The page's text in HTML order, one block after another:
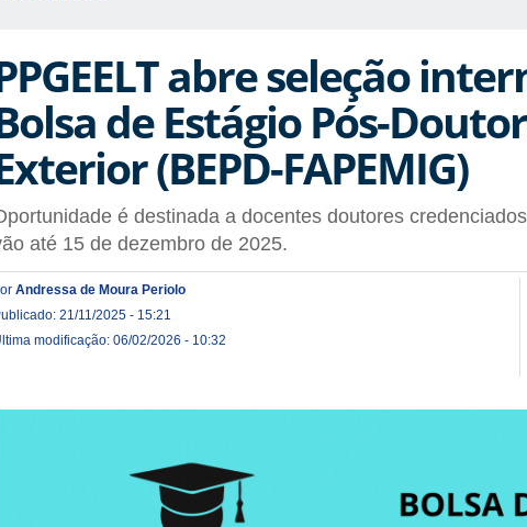
abre seleção
de Estágio Pós-
(BEPD-FAPEMIG)
é destinada a docentes doutores
até 15 de dezembro de 2025.
Andressa de Moura Periolo
21/11/2025 - 15:21
modificação: 06/02/2026 - 10:32